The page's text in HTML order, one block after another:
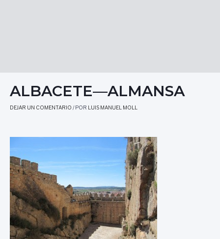
ALBACETE—ALMANSA
DEJAR UN COMENTARIO / POR LUIS MANUEL MOLL